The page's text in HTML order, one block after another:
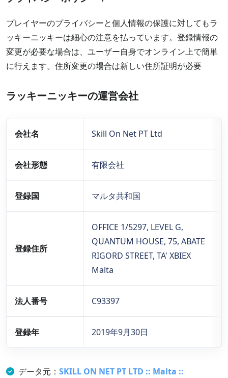
プレイヤーのプライバシーと個人情報の保護に対してもラ
ッキーニッキーは細心の注意を払っています。登録情報の
変更が必要な場合は、ユーザー自身でオンライン上で簡単
に行えます。住所変更の場合は新しい住所証明が必要
ラッキーニッキーの運営会社
会社名 Skill On Net PT Ltd
会社形態 有限会社
登録国 マルタ共和国
登録住所
OFFICE 1/5297, LEVEL G,
QUANTUM HOUSE, 75, ABATE
RIGORD STREET, TA' XBIEX
Malta
法人番号 C93397
登録年 2019年9月30日
データ元： SKILL ON NET PT LTD :: Malta ::